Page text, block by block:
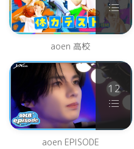
aoen 高校
12
aoen EPISODE